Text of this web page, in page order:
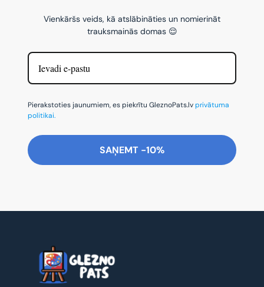
Vienkāršs veids, kā atslābināties un nomierināt
trauksmainās domas 😌
Pierakstoties jaunumiem, es piekrītu GleznoPats.lvprivātuma
politikai.
SAŅEMT -10%